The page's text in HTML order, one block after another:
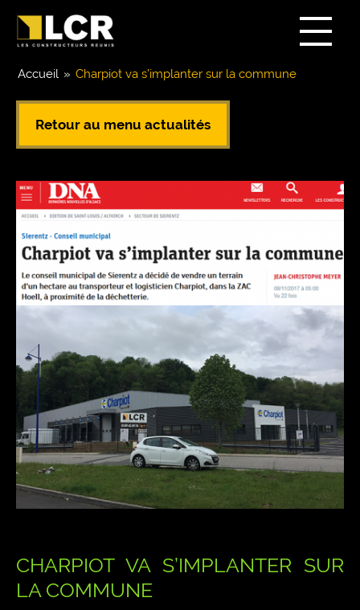
Accueil » Charpiot va s’implanter sur la commune
Retour au menu actualités
CHARPIOT VA S’IMPLANTER SUR
LA COMMUNE